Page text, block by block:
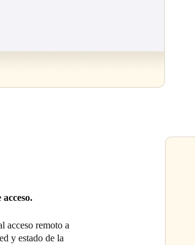
acceso remoto a
y estado de la